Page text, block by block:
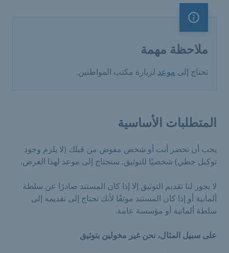
ملاحظة مهمة
ملاحظة مهمة
تحتاج إلى موعد لزيارة مكتب المواطنين.
المتطلبات الأساسية
يجب أن تحضر أنت أو شخص مفوض من قبلك (لا يلزم وجود
توكيل خطي) شخصيًا للتوثيق. ستحتاج إلى موعد لهذا الغرض.
لا يجوز لنا تقديم التوثيق إلا إذا كان المستند صادرًا عن سلطة
ألمانية أو إذا كان المستند موثقًا لأنك تحتاج إلى تقديمه إلى
سلطة ألمانية أو مؤسسة عامة.
على سبيل المثال، نحن غير مخولين بتوثيق